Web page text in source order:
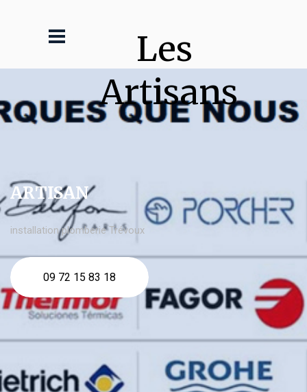
Les
Artisans
ARTISAN
installation plomberie Trévoux
09 72 15 83 18